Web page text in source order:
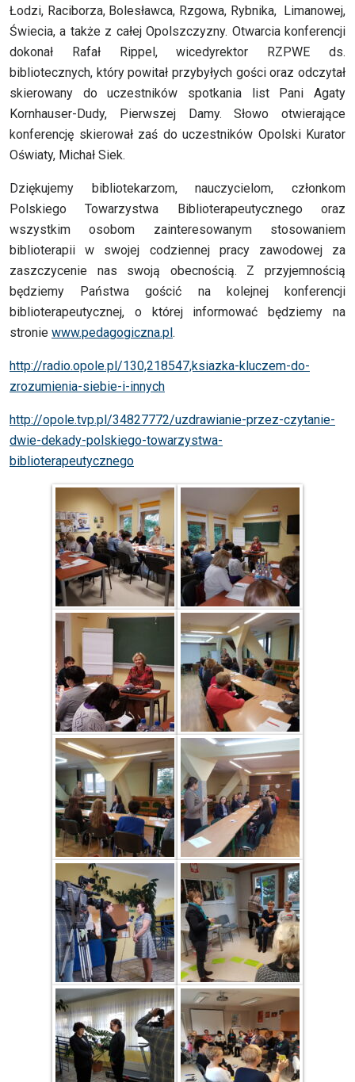
Łodzi, Raciborza, Bolesławca, Rzgowa, Rybnika, Limanowej,
Świecia, a także z całej Opolszczyzny. Otwarcia konferencji
dokonał Rafał Rippel, wicedyrektor RZPWE ds.
bibliotecznych, który powitał przybyłych gości oraz odczytał
skierowany do uczestników spotkania list Pani Agaty
Kornhauser-Dudy, Pierwszej Damy. Słowo otwierające
konferencję skierował zaś do uczestników Opolski Kurator
Oświaty, Michał Siek.
Dziękujemy bibliotekarzom, nauczycielom, członkom
Polskiego Towarzystwa Biblioterapeutycznego oraz
wszystkim osobom zainteresowanym stosowaniem
biblioterapii w swojej codziennej pracy zawodowej za
zaszczycenie nas swoją obecnością. Z przyjemnością
będziemy Państwa gościć na kolejnej konferencji
biblioterapeutycznej, o której informować będziemy na
stronie www.pedagogiczna.pl.
http://radio.opole.pl/130,218547,ksiazka-kluczem-do-
zrozumienia-siebie-i-innych
http://opole.tvp.pl/34827772/uzdrawianie-przez-czytanie-
dwie-dekady-polskiego-towarzystwa-
biblioterapeutycznego